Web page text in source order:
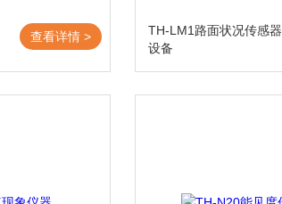
查看详情 >
TH-LM1路面状况传感器
设备